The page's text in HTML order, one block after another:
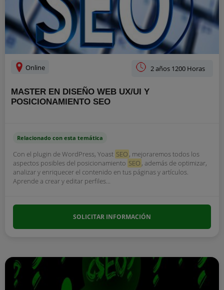
Online 2 años 1200 Horas
MASTER EN DISEÑO WEB UX/UI Y
POSICIONAMIENTO SEO
Relacionado con esta temática
Con el plugin de WordPress, Yoast SEO , mejoraremos todos los
aspectos posibles del posicionamiento SEO , además de optimizar,
analizar y enriquecer el contenido en tus páginas y artículos.
Aprende a crear y editar perfiles...
SOLICITAR INFORMACIÓN